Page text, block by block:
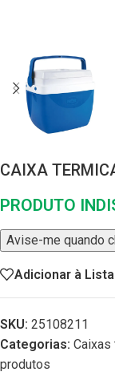
CAIXA
PRODUTO
Avise-me quando
Adicionar à
SKU: 25108211
Categorias: Caixas
produtos